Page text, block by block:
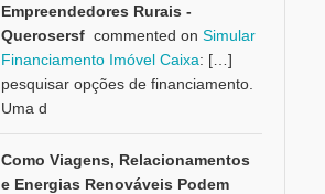
Empreendedores Rurais -
Querosersf commented on Simular
Financiamento Imóvel Caixa: […]
pesquisar opções de financiamento.
Uma d
Como Viagens, Relacionamentos
e Energias Renováveis Podem